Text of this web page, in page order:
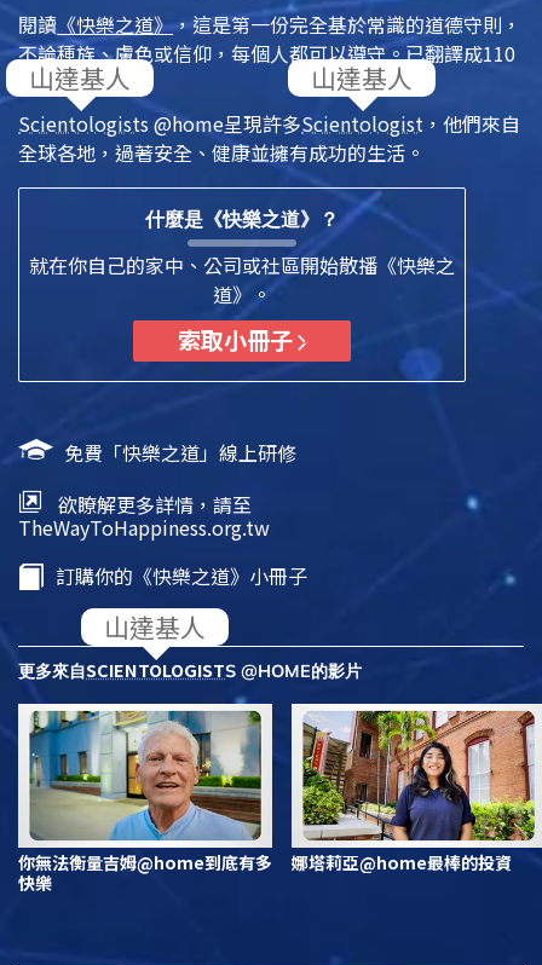
閱讀 《快樂之道》，這是第一份完全基於常識的道德守則，
不論種族、膚色或信仰，每個人都可以遵守。已翻譯成110
多種語言。
Scientologists @home呈現許多Scientologist ，他們來自
全球各地，過著安全、健康並擁有成功的生活。
什麼是《快樂之道》？
就在你自己的家中、公司或社區開始散播《快樂之
道》。
索取小冊子
免費「快樂之道」線上研修
欲瞭解更多詳情，請至
TheWayToHappiness.org.tw
訂購你的《快樂之道》小冊子
更多來自SCIENTOLOGISTS @HOME的影片
你無法衡量吉姆@home到底有多
快樂
娜塔莉亞@home最棒的投資